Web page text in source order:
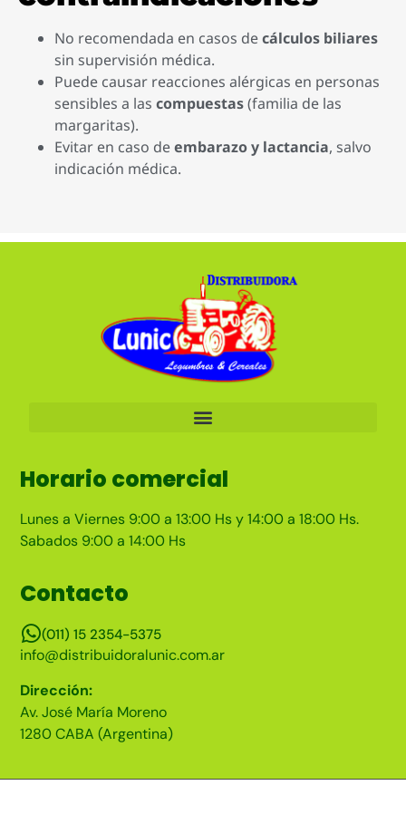
No recomendada en casos decálculos biliares
sin supervisión médica.
Puede causar reacciones alérgicas en personas
sensibles a las compuestas(familia de las
margaritas).
Evitar en caso deembarazo y lactancia, salvo
indicación médica.
Horario comercial
Lunes a Viernes 9:00 a 13:00 Hs y 14:00 a 18:00 Hs.
Sabados 9:00 a 14:00 Hs
Contacto
(011) 15 2354-5375
info@distribuidoralunic.com.ar
Dirección:
Av. José María Moreno
1280 CABA (Argentina)